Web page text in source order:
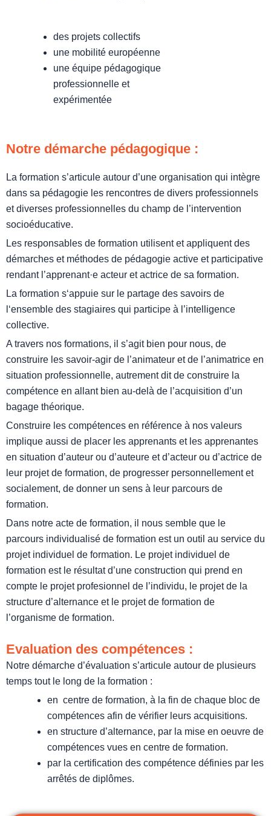
des projets collectifs
une mobilité européenne
une équipe pédagogique
professionnelle et
expérimentée
Notre démarche pédagogique :
La formation s’articule autour d’une organisation qui intègre
dans sa pédagogie les rencontres de divers professionnels
et diverses professionnelles du champ de l’intervention
socioéducative.
Les responsables de formation utilisent et appliquent des
démarches et méthodes de pédagogie active et participative
rendant l’apprenant·e acteur et actrice de sa formation.
La formation s‘appuie sur le partage des savoirs de
l‘ensemble des stagiaires qui participe à l’intelligence
collective.
A travers nos formations, il s’agit bien pour nous, de
construire les savoir-agir de l’animateur et de l’animatrice en
situation professionnelle, autrement dit de construire la
compétence en allant bien au-delà de l’acquisition d’un
bagage théorique.
Construire les compétences en référence à nos valeurs
implique aussi de placer les apprenants et les apprenantes
en situation d’auteur ou d’auteure et d’acteur ou d’actrice de
leur projet de formation, de progresser personnellement et
socialement, de donner un sens à leur parcours de
formation.
Dans notre acte de formation, il nous semble que le
parcours individualisé de formation est un outil au service du
projet individuel de formation. Le projet individuel de
formation est le résultat d’une construction qui prend en
compte le projet profesionnel de l’individu, le projet de la
structure d’alternance et le projet de formation de
l’organisme de formation.
Evaluation des compétences :
Notre démarche d’évaluation s’articule autour de plusieurs
temps tout le long de la formation :
en centre de formation, à la fin de chaque bloc de
compétences afin de vérifier leurs acquisitions.
en structure d’alternance, par la mise en oeuvre de
compétences vues en centre de formation.
par la certification des compétence définies par les
arrêtés de diplômes.